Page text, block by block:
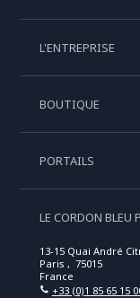
L'ENTREPRISE
BOUTIQUE
PORTAILS
LE CORDON BLEU
13-15 Quai André
Paris , 75015
France
+33 (0)1 85 65 15